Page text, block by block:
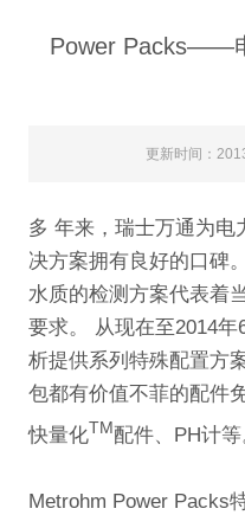
Power Packs——
更新时间：
多 年来，瑞士万通为电
决方案拥有良好的口碑
水质的检测方案代表着
要求。 从现在至2014
析提供系列特殊配置方
包都有价值不菲的配件
快量化TM配件、PH计
Metrohm Power Packs